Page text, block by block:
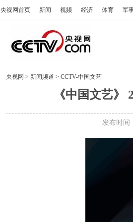
央视网首页 新闻 视频 经济 体育 军
央视网 > 新闻频道 > CCTV-中国文艺
《中国文艺
发布时